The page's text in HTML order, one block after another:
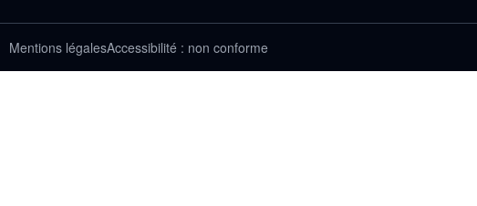
Mentions légalesAccessibilité : non conforme